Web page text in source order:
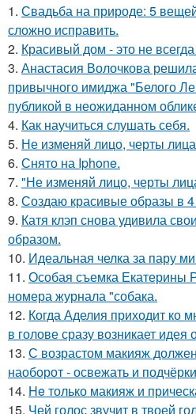
1. Свадьба на природе: 5
сложно исправить.
2. Красивый дом - это не
3. Анастасия Волочкова
привычного имиджа "Белого
публикой в неожиданном
4. Как научиться слушать себя.
5. Не изменяй лицо, черты
6. Снято на Iphone.
7. "Не изменяй лицо, черты
8. Создаю красивые образы в 4
9. Катя клэп снова удивила
образом.
10. Идеальная челка за пару
11. Особая съемка Екатерины
номера журнала "собака.
12. Когда Аделия приходит ко
в голове сразу возникает идея
13. С возрастом макияж
наоборот - освежать и
14. He только макияж и
15. Чей голос звучит в твоей